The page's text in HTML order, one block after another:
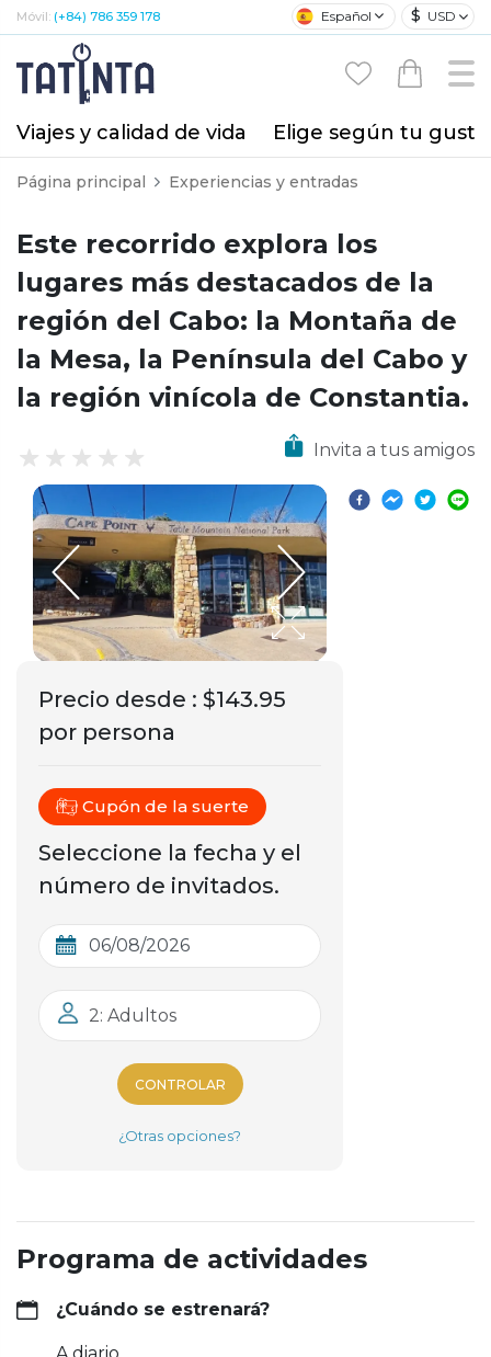
Móvil: (+84) 786 359 178 Español $ USD
Viajes y calidad de vida Elige según tu
Página principal Experiencias y entradas
Este recorrido explora los
lugares más destacados de la
región del Cabo: la Montaña de
la Mesa, la Península del Cabo y
la región vinícola de Constantia.
Invita a tus amigos
Precio desde : $143.95
por persona
Cupón de la suerte
Seleccione la fecha y el
número de invitados.
2: Adultos
CONTROLAR
¿Otras opciones?
Programa de actividades
¿Cuándo se estrenará?